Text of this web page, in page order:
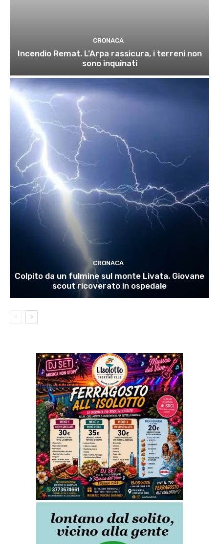
CRONACA
Incendio Remat. L’Arpa rassicura, i terreni non
sono inquinati
CRONACA
Colpito da un fulmine sul monte Livata. Giovane
scout ricoverato in ospedale